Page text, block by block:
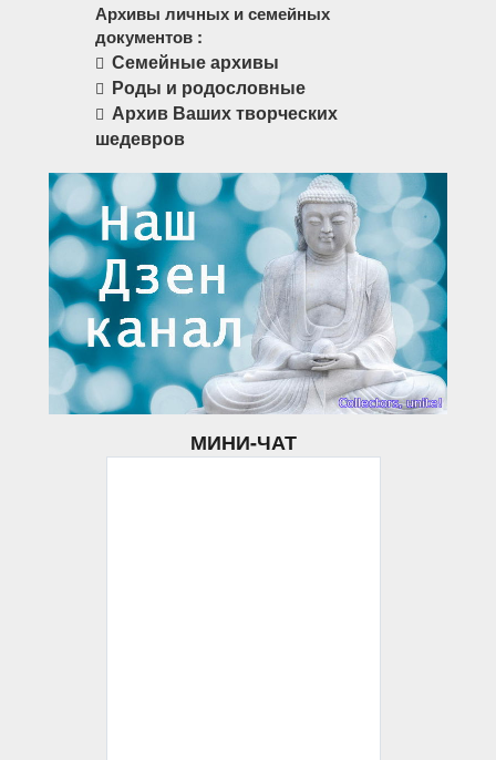
Архивы личных и семейных
документов :
Семейные архивы
Роды и родословные
Архив Ваших творческих
шедевров
МИНИ-ЧАТ